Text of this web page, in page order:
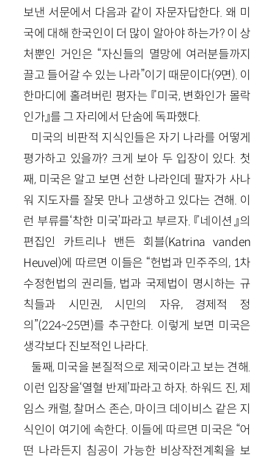
보낸 서문에서 다음과 같이 자문자답한다. 왜 미
국에 대해 한국인이 더 많이 알아야 하는가? 이 상
처뿐인 거인은 “자신들의 멸망에 여러분들까지
끌고 들어갈 수 있는 나라”이기 때문이다(9면). 이
한마디에 홀려버린 평자는 『미국, 변화인가 몰락
인가』를 그 자리에서 단숨에 독파했다.
미국의 비판적 지식인들은 자기 나라를 어떻게
평가하고 있을까? 크게 보아 두 입장이 있다. 첫
째, 미국은 알고 보면 선한 나라인데 팔자가 사나
워 지도자를 잘못 만나 고생하고 있다는 견해. 이
런 부류를‘착한 미국’파라고 부르자. 『네이션』의
편집인 카트리나 밴든 회블(Katrina vanden
Heuvel)에 따르면 이들은 “헌법과 민주주의, 1차
수정헌법의 권리들, 법과 국제법이 명시하는 규
칙들과 시민권, 시민의 자유, 경제적 정
의”(224~25면)를 추구한다. 이렇게 보면 미국은
생각보다 진보적인 나라다.
둘째, 미국을 본질적으로 제국이라고 보는 견해.
이런 입장을‘열혈 반제’파라고 하자. 하워드 진, 제
임스 캐럴, 찰머스 존슨, 마이크 데이비스 같은 지
식인이 여기에 속한다. 이들에 따르면 미국은 “어
떤 나라든지 침공이 가능한 비상작전계획을 보